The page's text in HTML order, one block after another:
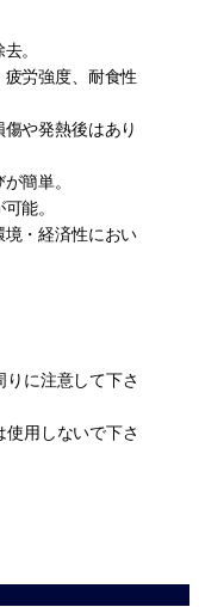
。
労強度、耐食性
や発熱後はあり
簡単。
能。
・経済性におい
に注意して下さ
用しないで下さ